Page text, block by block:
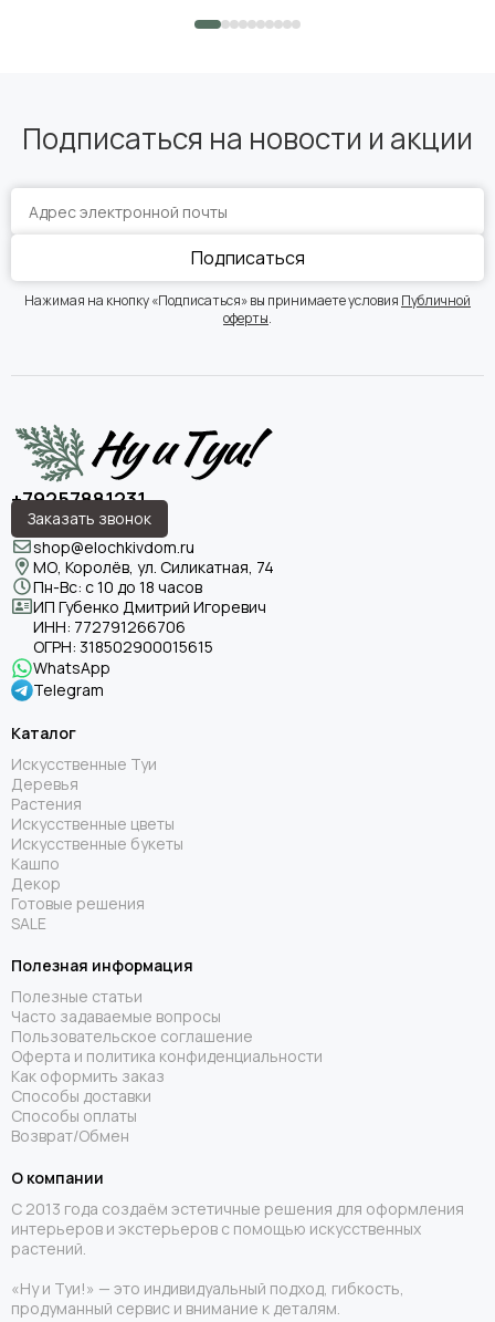
Подписаться на новости и акции
Подписаться
Нажимая на кнопку «Подписаться» вы принимаете условия Публичной
оферты.
+79257881231
Заказать звонок
shop@elochkivdom.ru
МО, Королёв, ул. Силикатная, 74
Пн-Вс: с 10 до 18 часов
ИП Губенко Дмитрий Игоревич
ИНН: 772791266706
ОГРН: 318502900015615
WhatsApp
Telegram
Каталог
Искусственные Туи
Деревья
Растения
Искусственные цветы
Искусственные букеты
Кашпо
Декор
Готовые решения
SALE
Полезная информация
Полезные статьи
Часто задаваемые вопросы
Пользовательское соглашение
Оферта и политика конфиденциальности
Как оформить заказ
Способы доставки
Способы оплаты
Возврат/Обмен
О компании
С 2013 года создаём эстетичные решения для оформления
интерьеров и экстерьеров с помощью искусственных
растений.
«Ну и Туи!» — это индивидуальный подход, гибкость,
продуманный сервис и внимание к деталям.